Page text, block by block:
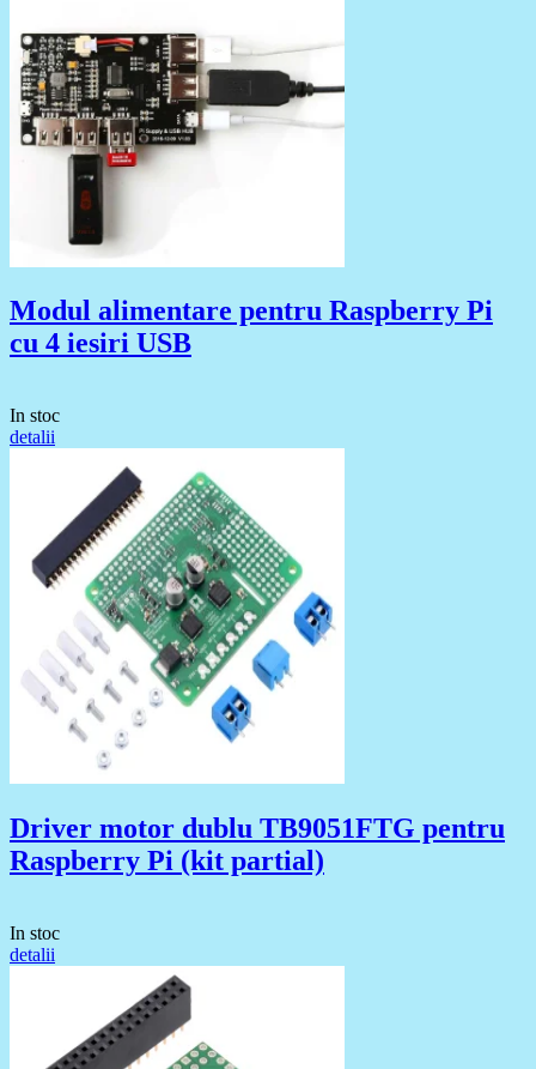
Modul alimentare pentru Raspberry Pi
cu 4 iesiri USB
In stoc
detalii
Driver motor dublu TB9051FTG pentru
Raspberry Pi (kit partial)
In stoc
detalii